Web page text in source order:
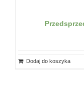
Dodaj do koszyka